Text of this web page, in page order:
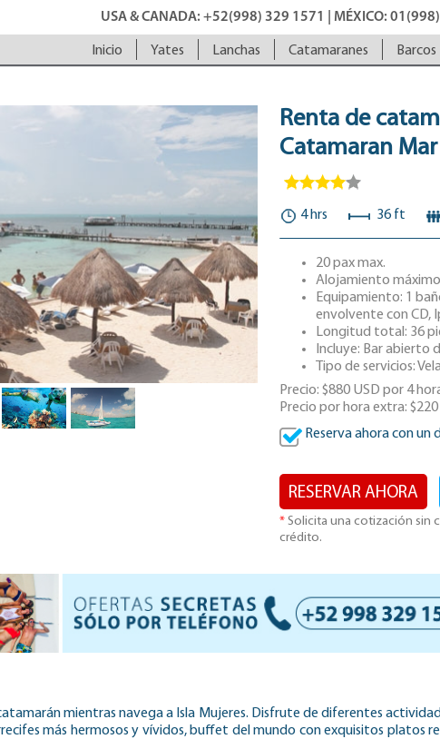
USA & CANADA: +52(998) 329 1571 | MÉXICO:
Inicio Yates Lanchas Catamaranes
Renta de
Catamaran
4 hrs 36 ft
20 pax max.
Alojamiento
Equipamiento: 1
envolvente con CD,
Longitud total: 36
Incluye: Bar abierto
Tipo de servicios:
Precio: $880 USD por 4
Precio por hora extra: $220
Reserva ahora con un
RESERVAR AHORA
* Solicita una cotización sin
crédito.
mientras navega a Isla Mujeres. Disfrute de diferentes
más hermosos y vívidos, buffet del mundo con exquisitos platos